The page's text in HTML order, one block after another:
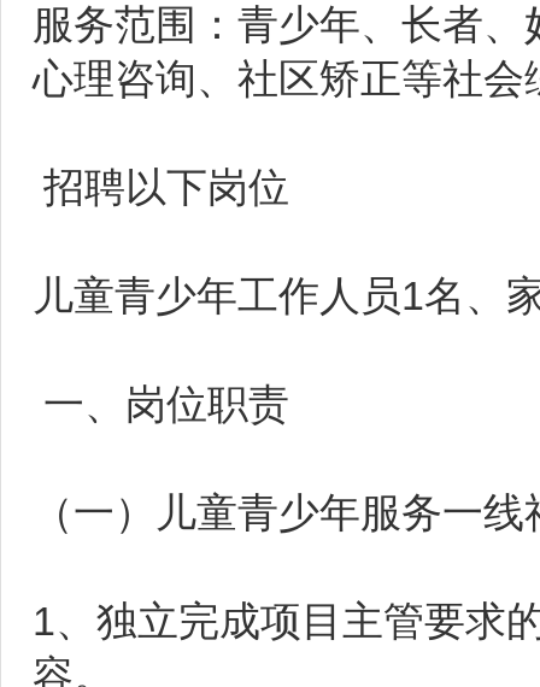
服务范围：青少年、长者
心理咨询、社区矫正等社会
招聘以下岗位
儿童青少年工作人员1名、
一、岗位职责
（一）儿童青少年服务一线
1、独立完成项目主管要求
容。